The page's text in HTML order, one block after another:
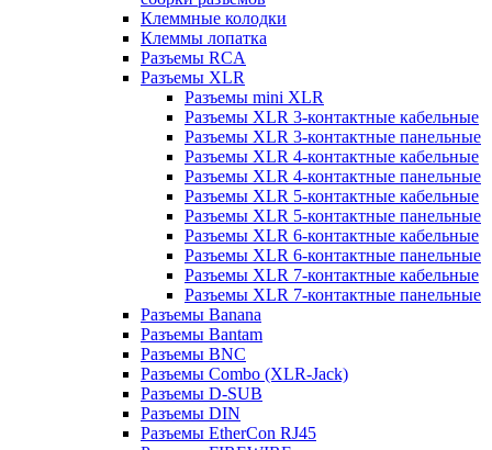
Клеммные колодки
Клеммы лопатка
Разъемы RCA
Разъемы XLR
Разъемы mini XLR
Разъемы XLR 3-контактные кабельные
Разъемы XLR 3-контактные панельные
Разъемы XLR 4-контактные кабельные
Разъемы XLR 4-контактные панельные
Разъемы XLR 5-контактные кабельные
Разъемы XLR 5-контактные панельные
Разъемы XLR 6-контактные кабельные
Разъемы XLR 6-контактные панельные
Разъемы XLR 7-контактные кабельные
Разъемы XLR 7-контактные панельные
Разъемы Banana
Разъемы Bantam
Разъемы BNC
Разъемы Combo (XLR-Jack)
Разъемы D-SUB
Разъемы DIN
Разъемы EtherCon RJ45